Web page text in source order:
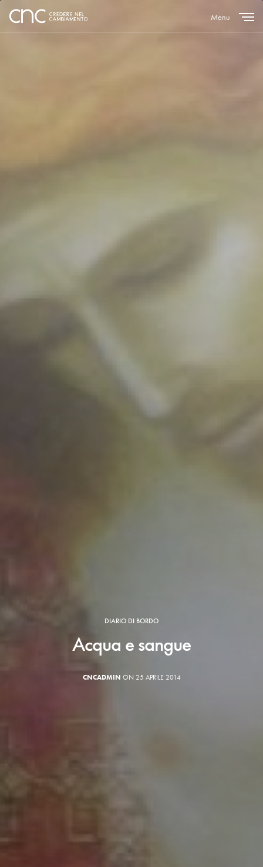
Menu
DIARIO DI BORDO
Acqua e sangue
CNCADMIN ON 25 APRILE 2014